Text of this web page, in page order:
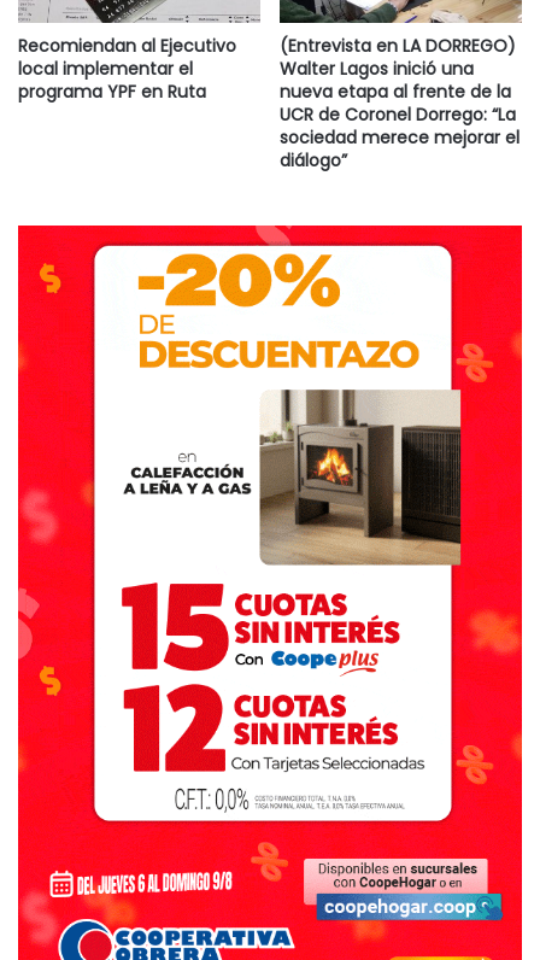
Recomiendan al Ejecutivo
local implementar el
programa YPF en Ruta
(Entrevista en LA DORREGO)
Walter Lagos inició una
nueva etapa al frente de la
UCR de Coronel Dorrego: “La
sociedad merece mejorar el
diálogo”